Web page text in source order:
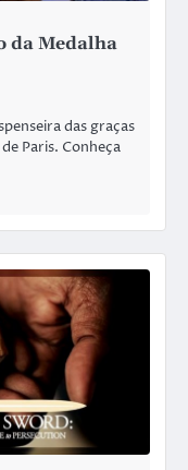
da Medalha
das graças
Paris. Conheça